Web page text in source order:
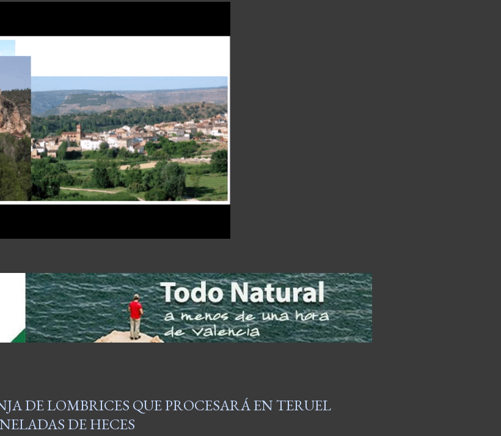
DE LOMBRICES QUE PROCESARÁ EN TERUEL
DE HECES